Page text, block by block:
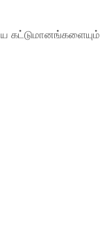
கட்டுமானங்களையும்